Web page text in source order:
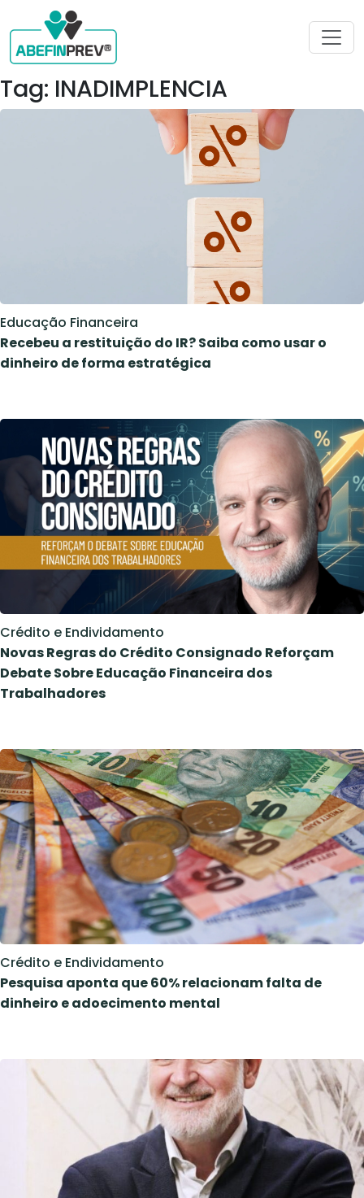
Tag: INADIMPLENCIA
Educação Financeira
Recebeu a restituição do IR? Saiba como usar o
dinheiro de forma estratégica
Crédito e Endividamento
Novas Regras do Crédito Consignado Reforçam
Debate Sobre Educação Financeira dos
Trabalhadores
Crédito e Endividamento
Pesquisa aponta que 60% relacionam falta de
dinheiro e adoecimento mental